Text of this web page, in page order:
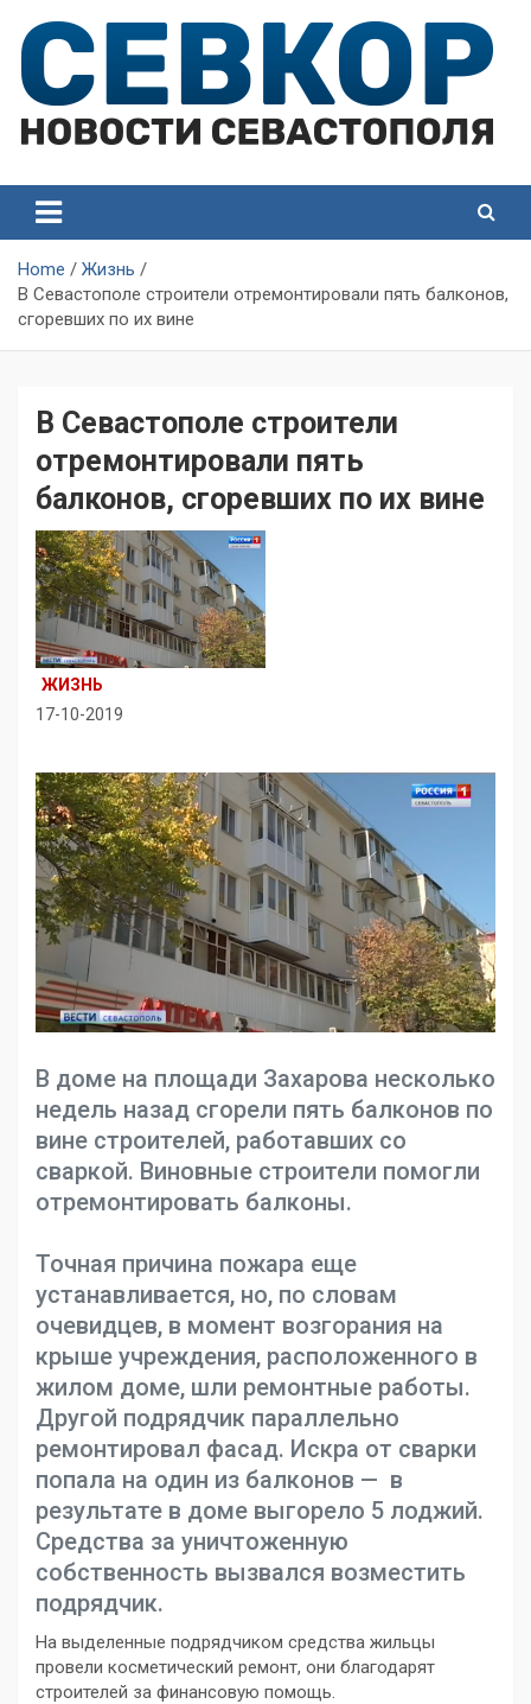
content
Севастополя
Севастополя
Home
Жизнь
В Севастополе строители отремонтировали пять балконов,
сгоревших по их вине
В Севастополе строители
отремонтировали пять
балконов, сгоревших по их вине
ЖИЗНЬ
17-10-2019
В доме на площади Захарова несколько
недель назад сгорели пять балконов по
вине строителей, работавших со
сваркой. Виновные строители помогли
отремонтировать балконы.
Точная причина пожара еще
устанавливается, но, по словам
очевидцев, в момент возгорания на
крыше учреждения, расположенного в
жилом доме, шли ремонтные работы.
Другой подрядчик параллельно
ремонтировал фасад. Искра от сварки
попала на один из балконов — в
результате в доме выгорело 5 лоджий.
Средства за уничтоженную
собственность вызвался возместить
подрядчик.
На выделенные подрядчиком средства жильцы
провели косметический ремонт, они благодарят
строителей за финансовую помощь.